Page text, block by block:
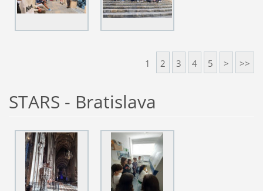
1 2 3 4 5 > >>
STARS - Bratislava